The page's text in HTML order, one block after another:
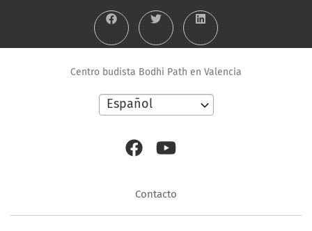
Centro budista Bodhi Path en Valencia
contacto
Contacto